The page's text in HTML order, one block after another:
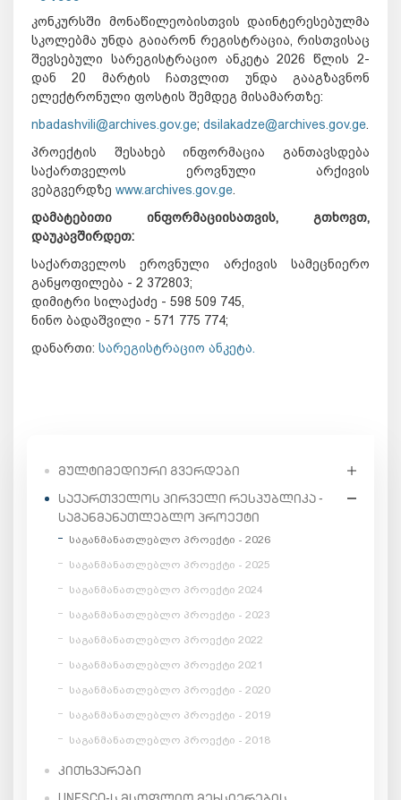
კონკურსში მონაწილეობისთვის დაინტერესებულმა
სკოლებმა უნდა გაიარონ რეგისტრაცია, რისთვისაც
შევსებული სარეგისტრაციო ანკეტა 2026 წლის 2-
დან 20 მარტის ჩათვლით უნდა გააგზავნონ
ელექტრონული ფოსტის შემდეგ მისამართზე:
nbadashvili@archives.gov.ge; dsilakadze@archives.gov.ge
პროექტის შესახებ ინფორმაცია განთავსდება
საქართველოს ეროვნული არქივის
ვებგვერდზე www.archives.gov.ge
დამატებითი ინფორმაციისათვის, გთხოვთ,
დაუკავშირდეთ:
საქართველოს ეროვნული არქივის სამეცნიერო
განყოფილება - 2 372803;
დიმიტრი სილაქაძე - 598 509 745,
ნინო ბადაშვილი - 571 775 774;
დანართი: სარეგისტრაციო ანკეტა.
ᲛᲣᲚᲢᲘᲛᲔᲓᲘᲣᲠᲘ ᲒᲕᲔᲠᲓᲔᲑᲘ
ᲡᲐᲥᲐᲠᲗᲕᲔᲚᲝᲡ ᲞᲘᲠᲕᲔᲚᲘ ᲠᲔᲡᲞᲣᲑᲚᲘᲙᲐ -
ᲡᲐᲒᲐᲜᲛᲐᲜᲐᲗᲚᲔᲑᲚᲝ ᲞᲠᲝᲔᲥᲢᲘ
საგანმანათლებლო პროექტი - 2026
საგანმანათლებლო პროექტი - 2025
საგანმანათლებლო პროექტი 2024
საგანმანათლებლო პროექტი - 2023
საგანმანათლებლო პროექტი 2022
საგანმანათლებლო პროექტი 2021
საგანმანათლებლო პროექტი - 2020
საგანმანათლებლო პროექტი - 2019
საგანმანათლებლო პროექტი - 2018
ᲙᲘᲗᲮᲕᲐᲠᲔᲑᲘ